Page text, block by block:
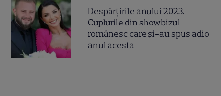
Despărțirile anului 2023.
Cuplurile din showbizul
românesc care și-au spus adio
anul acesta